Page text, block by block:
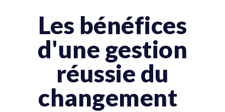
Les bénéfices
d'une gestion
réussie du
changement